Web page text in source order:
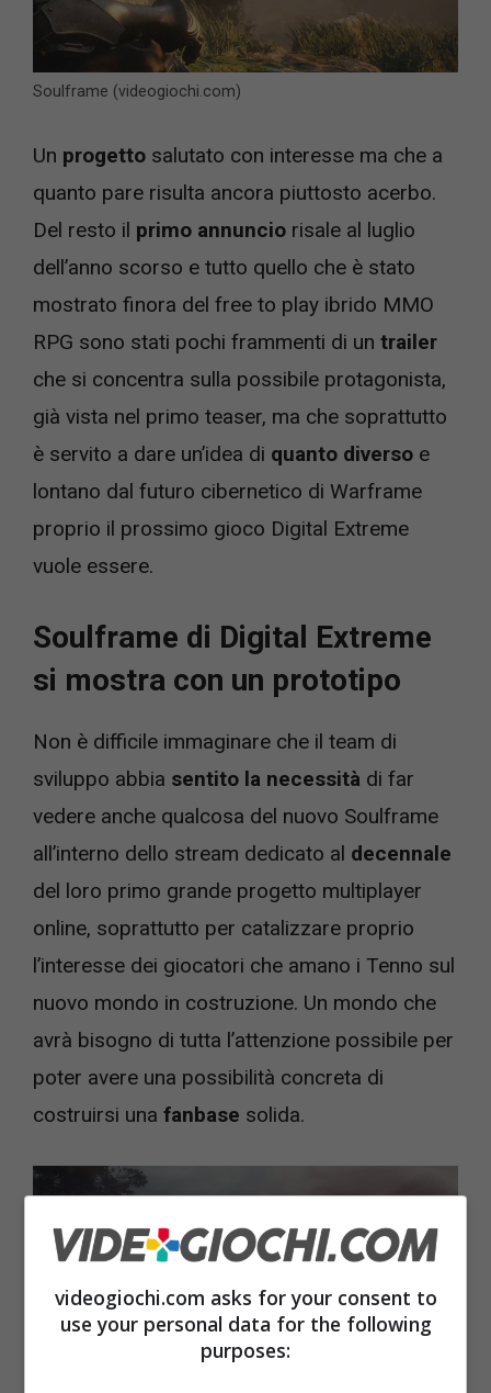
Soulframe (videogiochi.com)
Un progetto salutato con interesse ma che a
quanto pare risulta ancora piuttosto acerbo.
Del resto il primo annuncio risale al luglio
dell’anno scorso e tutto quello che è stato
mostrato finora del free to play ibrido MMO
RPG sono stati pochi frammenti di un trailer
che si concentra sulla possibile protagonista,
già vista nel primo teaser, ma che soprattutto
è servito a dare un’idea di quanto diverso e
lontano dal futuro cibernetico di Warframe
proprio il prossimo gioco Digital Extreme
vuole essere.
Soulframe di Digital Extreme
si mostra con un prototipo
Non è difficile immaginare che il team di
sviluppo abbia sentito la necessità di far
vedere anche qualcosa del nuovo Soulframe
all’interno dello stream dedicato al decennale
del loro primo grande progetto multiplayer
online, soprattutto per catalizzare proprio
l’interesse dei giocatori che amano i Tenno sul
nuovo mondo in costruzione. Un mondo che
avrà bisogno di tutta l’attenzione possibile per
poter avere una possibilità concreta di
costruirsi una fanbase solida.
videogiochi.com asks for your consent to
use your personal data for the following
purposes: